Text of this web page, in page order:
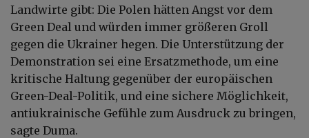
Landwirte gibt: Die Polen hätten Angst vor dem
Green Deal und würden immer größeren Groll
gegen die Ukrainer hegen. Die Unterstützung der
Demonstration sei eine Ersatzmethode, um eine
kritische Haltung gegenüber der europäischen
Green-Deal-Politik, und eine sichere Möglichkeit,
antiukrainische Gefühle zum Ausdruck zu bringen,
sagte Duma.